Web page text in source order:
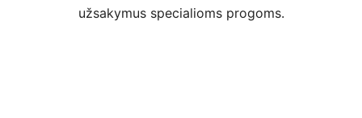
užsakymus specialioms progoms.​